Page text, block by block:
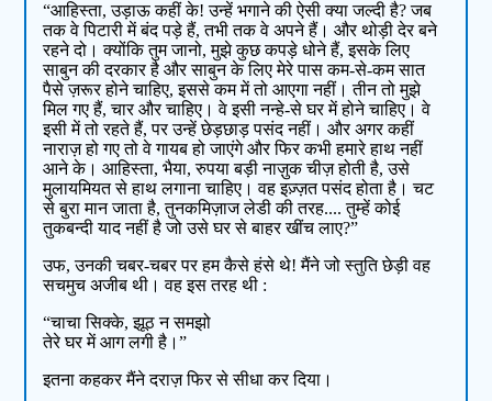
“आहिस्ता, उड़ाऊ कहीं के! उन्हें भगाने की ऐसी क्या जल्दी है? जब
तक वे पिटारी में बंद पड़े हैं, तभी तक वे अपने हैं। और थोड़ी देर बने
रहने दो। क्योंकि तुम जानो, मुझे कुछ कपड़े धोने हैं, इसके लिए
साबुन की दरकार है और साबुन के लिए मेरे पास कम-से-कम सात
पैसे ज़रूर होने चाहिए, इससे कम में तो आएगा नहीं। तीन तो मुझे
मिल गए हैं, चार और चाहिए। वे इसी नन्हे-से घर में होने चाहिए। वे
इसी में तो रहते हैं, पर उन्हें छेड़छाड़ पसंद नहीं। और अगर कहीं
नाराज़ हो गए तो वे गायब हो जाएंगे और फिर कभी हमारे हाथ नहीं
आने के। आहिस्ता, भैया, रुपया बड़ी नाज़ुक चीज़ होती है, उसे
मुलायमियत से हाथ लगाना चाहिए। वह इज़्ज़त पसंद होता है। चट
से बुरा मान जाता है, तुनकमिज़ाज लेडी की तरह.... तुम्हें कोई
तुकबन्दी याद नहीं है जो उसे घर से बाहर खींच लाए?”
उफ, उनकी चबर-चबर पर हम कैसे हंसे थे! मैंने जो स्तुति छेड़ी वह
सचमुच अजीब थी। वह इस तरह थी :
“चाचा सिक्के, झूठ न समझो
तेरे घर में आग लगी है।”
इतना कहकर मैंने दराज़ फिर से सीधा कर दिया।